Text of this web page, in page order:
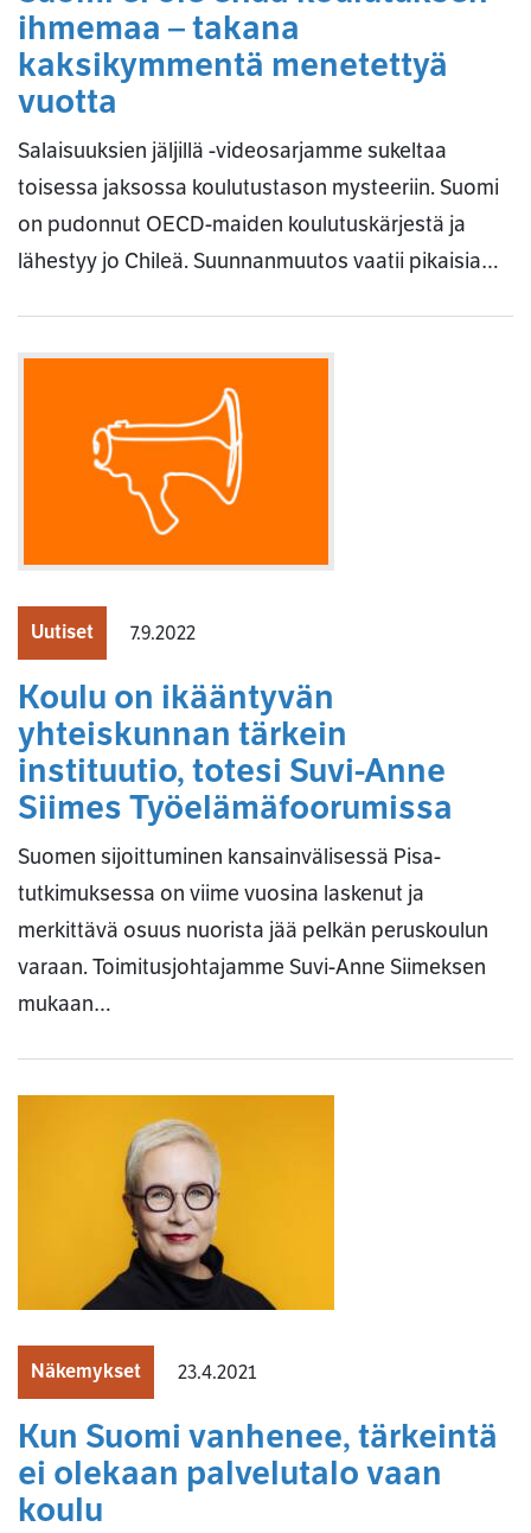
ihmemaa – takana
kaksikymmentä menetettyä
vuotta
Salaisuuksien jäljillä -videosarjamme sukeltaa
toisessa jaksossa koulutustason mysteeriin. Suomi
on pudonnut OECD-maiden koulutuskärjestä ja
lähestyy jo Chileä. Suunnanmuutos vaatii pikaisia…
Uutiset 7.9.2022
Koulu on ikääntyvän
yhteiskunnan tärkein
instituutio, totesi Suvi-Anne
Siimes Työelämäfoorumissa
Suomen sijoittuminen kansainvälisessä Pisa-
tutkimuksessa on viime vuosina laskenut ja
merkittävä osuus nuorista jää pelkän peruskoulun
varaan. Toimitusjohtajamme Suvi-Anne Siimeksen
mukaan…
Näkemykset 23.4.2021
Kun Suomi vanhenee, tärkeintä
ei olekaan palvelutalo vaan
koulu